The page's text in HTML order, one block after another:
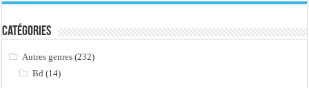
Catégories
Autres genres (232)
Bd (14)